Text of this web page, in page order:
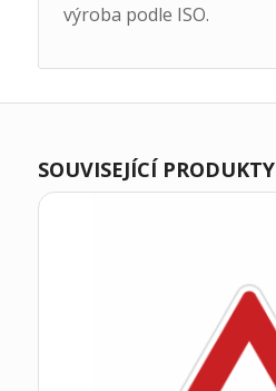
výroba podle ISO.
SOUVISEJÍCÍ PRODUKTY